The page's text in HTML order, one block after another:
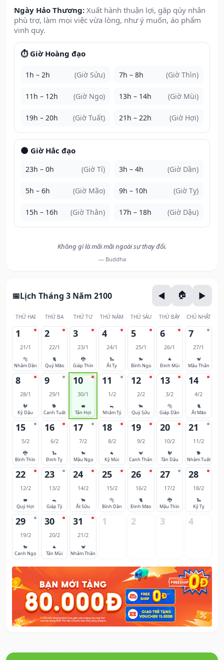
Ngày Hảo Thương: Xuất hành thuận lợi, gặp qúy nhân
phù trợ, làm mọi việc vừa lòng, như ý muốn, áo phẩm
vinh quy.
⏱️ Giờ Hoàng đạo
1h – 2h (Giờ Sửu) 7h – 8h (Giờ Thìn)
11h – 12h (Giờ Ngọ) 13h – 14h (Giờ Mùi)
19h – 20h (Giờ Tuất) 21h – 22h (Giờ Hợi)
🌑 Giờ Hắc đạo
23h – 0h (Giờ Tí) 3h – 4h (Giờ Dần)
5h – 6h (Giờ Mão) 9h – 10h (Giờ Tỵ)
15h – 16h (Giờ Thân) 17h – 18h (Giờ Dậu)
Không gì là mãi mãi ngoài sự thay đổi.
— Buddha
Lịch Tháng 3 Năm 2100
THỨ HAI THỨ BA THỨ TƯ THỨ NĂM THỨ SÁU THỨ BẢY CHỦ NHẬT
1
21/1
🐅
Nhâm Dần
2
22/1
🐈
Quý Mão
3
23/1
🐉
Giáp Thìn
4
24/1
🐍
Ất Tỵ
5
25/1
🐎
Bính Ngọ
6
26/1
🐐
Đinh Mùi
7
27/1
🐒
Mậu Thân
8
28/1
🐓
Kỷ Dậu
9
29/1
🐕
Canh Tuất
10
30/1
🐖
Tân Hợi
11
1/2
🐀
Nhâm Tý
12
2/2
🐂
Quý Sửu
13
3/2
🐅
Giáp Dần
14
4/2
🐈
Ất Mão
15
5/2
🐉
Bính Thìn
16
6/2
🐍
Đinh Tỵ
17
7/2
🐎
Mậu Ngọ
18
8/2
🐐
Kỷ Mùi
19
9/2
🐒
Canh Thân
20
10/2
🐓
Tân Dậu
21
11/2
🐕
Nhâm Tuất
22
12/2
🐖
Quý Hợi
23
13/2
🐀
Giáp Tý
24
14/2
🐂
Ất Sửu
25
15/2
🐅
Bính Dần
26
16/2
🐈
Đinh Mão
27
17/2
🐉
Mậu Thìn
28
18/2
🐍
Kỷ Tỵ
29
19/2
🐎
Canh Ngọ
30
20/2
🐐
Tân Mùi
31
21/2
🐒
Nhâm Thân
1 2 3 4